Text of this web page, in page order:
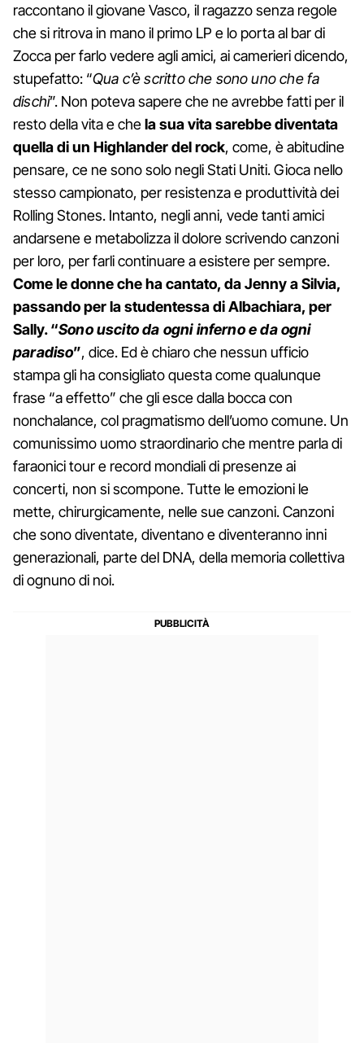
raccontano il giovane Vasco, il ragazzo senza regole
che si ritrova in mano il primo LP e lo porta al bar di
Zocca per farlo vedere agli amici, ai camerieri dicendo,
stupefatto: “Qua c’è scritto che sono uno che fa
dischi”. Non poteva sapere che ne avrebbe fatti per il
resto della vita e chela sua vita sarebbe diventata
quella di un Highlander del rock, come, è abitudine
pensare, ce ne sono solo negli Stati Uniti. Gioca nello
stesso campionato, per resistenza e produttività dei
Rolling Stones. Intanto, negli anni, vede tanti amici
andarsene e metabolizza il dolore scrivendo canzoni
per loro, per farli continuare a esistere per sempre.
Come le donne che ha cantato, da Jenny a Silvia,
passando per la studentessa di Albachiara, per
Sally. “Sono uscito da ogni inferno e da ogni
paradiso”, dice. Ed è chiaro che nessun ufficio
stampa gli ha consigliato questa come qualunque
frase “a effetto” che gli esce dalla bocca con
nonchalance, col pragmatismo dell’uomo comune. Un
comunissimo uomo straordinario che mentre parla di
faraonici tour e record mondiali di presenze ai
concerti, non si scompone. Tutte le emozioni le
mette, chirurgicamente, nelle sue canzoni. Canzoni
che sono diventate, diventano e diventeranno inni
generazionali, parte del DNA, della memoria collettiva
di ognuno di noi.